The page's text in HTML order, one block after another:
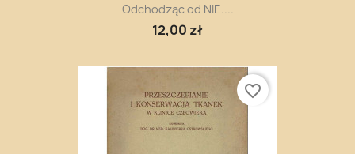
Odchodząc od NIE....
12,00 zł
favorite_border